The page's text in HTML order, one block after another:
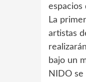
espacios
La
artistas
bajo un
NIDO